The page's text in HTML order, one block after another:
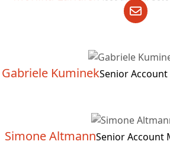
Gabriele KuminekSenior
Simone AltmannSenior Account